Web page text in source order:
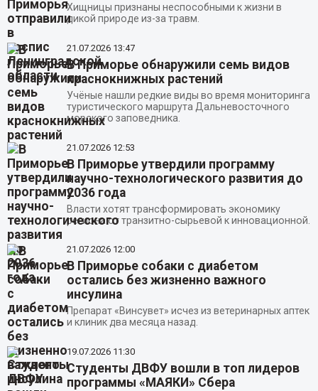
Хищницы признаны неспособными к жизни в
дикой природе из-за травм.
21.07.2026 13:47
В Приморье обнаружили семь видов
краснокнижных растений
Учёные нашли редкие виды во время мониторинга
туристического маршрута Дальневосточного
морского заповедника.
21.07.2026 12:53
В Приморье утвердили программу
научно-технологического развития до
2036 года
Власти хотят трансформировать экономику
региона от транзитно-сырьевой к инновационной.
21.07.2026 12:00
В Приморье собаки с диабетом
остались без жизненно важного
инсулина
Препарат «Винсувет» исчез из ветеринарных аптек
и клиник два месяца назад.
19.07.2026 11:30
Студенты ДВФУ вошли в топ лидеров
программы «МАЯКИ» Сбера